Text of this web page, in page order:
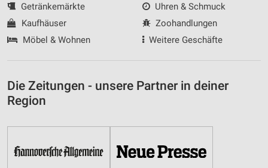
Getränkemärkte
Kaufhäuser
Möbel & Wohnen
Uhren & Schmuck
Zoohandlungen
Weitere Geschäfte
Die Zeitungen - unsere Partner in deiner
Region